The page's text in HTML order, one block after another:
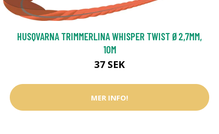
HUSQVARNA TRIMMERLINA WHISPER TWIST Ø2,7MM,
10M
37 SEK
MER INFO!